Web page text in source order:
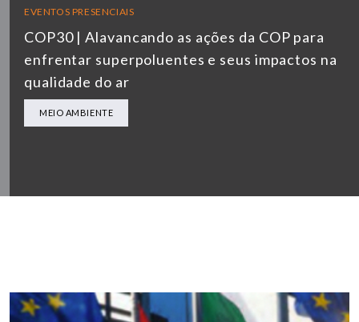
EVENTOS PRESENCIAIS
COP30 | Alavancando as ações da COP para
enfrentar superpoluentes e seus impactos na
qualidade do ar
MEIO AMBIENTE